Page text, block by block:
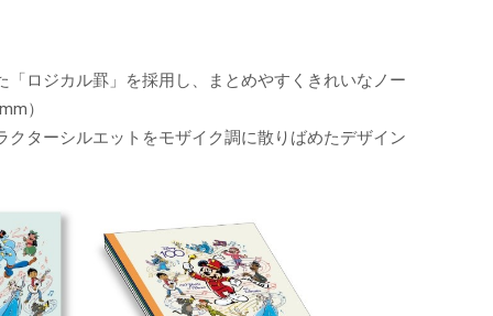
ロジカル罫」を採用し、まとめやすくきれいなノー
）
ターシルエットをモザイク調に散りばめたデザイン